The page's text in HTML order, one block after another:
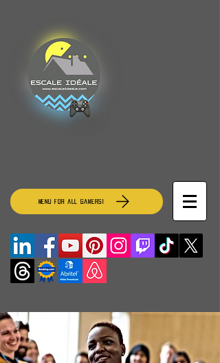
MENU for all gamers!